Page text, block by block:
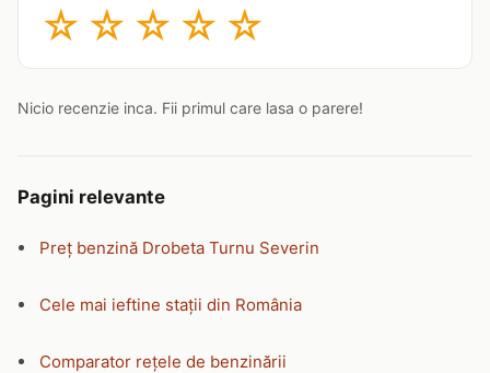
☆ ☆ ☆ ☆ ☆
Nicio recenzie inca. Fii primul care lasa o parere!
Pagini relevante
Preț benzină Drobeta Turnu Severin
Cele mai ieftine stații din România
Comparator rețele de benzinării